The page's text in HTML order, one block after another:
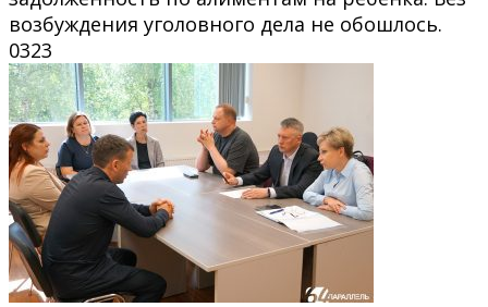
возбуждения уголовного дела не обошлось.
0323